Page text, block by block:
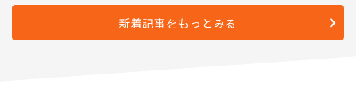
新着記事をもっとみる